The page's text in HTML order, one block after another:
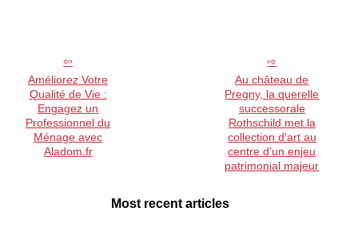
Améliorez Votre
Qualité de Vie :
Engagez un
Professionnel du
Ménage avec
Aladom.fr
Au château de
Pregny, la querelle
successorale
Rothschild met la
collection d’art au
centre d’un enjeu
patrimonial majeur
Most recent articles